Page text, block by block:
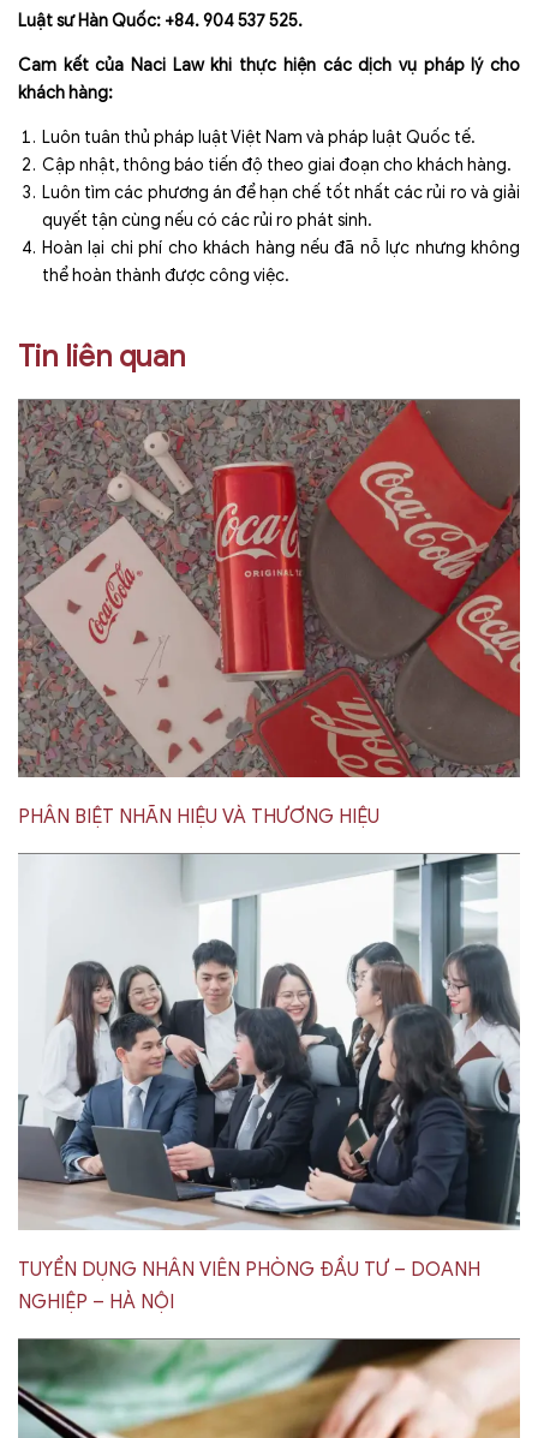
Luật sư Hàn Quốc: +84. 904 537 525.
Cam kết của Naci Law khi thực hiện các dịch vụ pháp lý cho
khách hàng:
Luôn tuân thủ pháp luật Việt Nam và pháp luật Quốc tế.
Cập nhật, thông báo tiến độ theo giai đoạn cho khách hàng.
Luôn tìm các phương án để hạn chế tốt nhất các rủi ro và giải
quyết tận cùng nếu có các rủi ro phát sinh.
Hoàn lại chi phí cho khách hàng nếu đã nỗ lực nhưng không
thể hoàn thành được công việc.
Tin liên quan
PHÂN BIỆT NHÃN HIỆU VÀ THƯƠNG HIỆU
TUYỂN DỤNG NHÂN VIÊN PHÒNG ĐẦU TƯ – DOANH
NGHIỆP – HÀ NỘI